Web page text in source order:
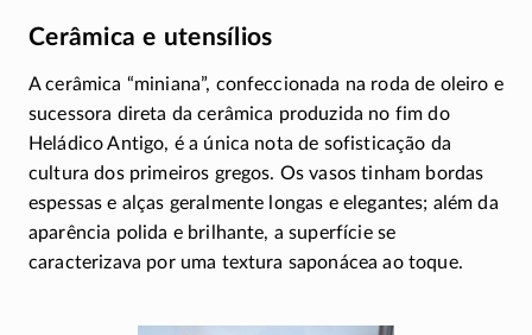
Cerâmica e utensílios
A cerâmica “miniana”, confeccionada na roda de oleiro e
sucessora direta da cerâmica produzida no fim do
Heládico Antigo, é a única nota de sofisticação da
cultura dos primeiros gregos. Os vasos tinham bordas
espessas e alças geralmente longas e elegantes; além da
aparência polida e brilhante, a superfície se
caracterizava por uma textura saponácea ao toque.